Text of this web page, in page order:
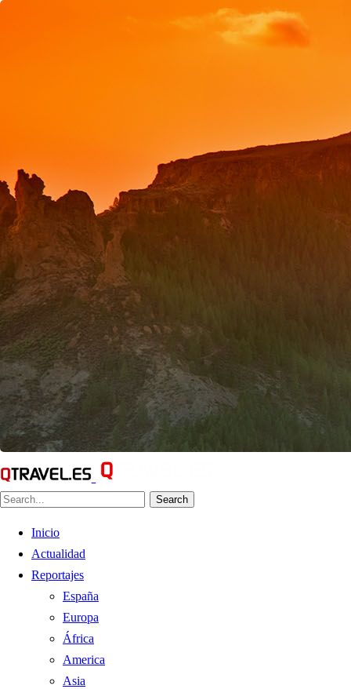
Search
Inicio
Actualidad
Reportajes
España
Europa
África
America
Asia